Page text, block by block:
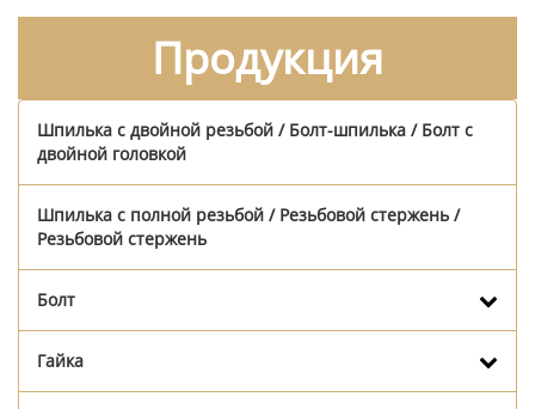
Продукция
Шпилька с двойной резьбой / Болт-шпилька / Болт с
двойной головкой
Шпилька с полной резьбой / Резьбовой стержень /
Резьбовой стержень
Болт
Гайка